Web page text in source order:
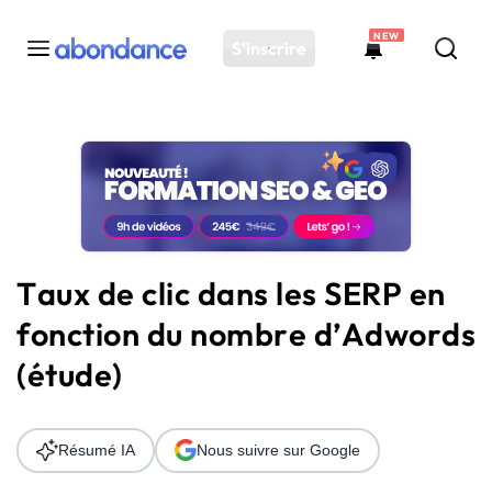
S'inscrire
NEW
Toutes les actus
Actus SEO
Plateforme
Solutions
Ressources
Audit SEO
Taux de clic dans les SERP en
fonction du nombre d’Adwords
(étude)
Résumé IA Nous suivre sur Google